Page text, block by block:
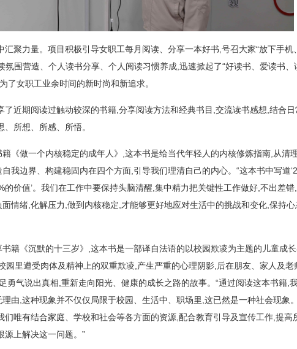
汇聚力量。项目积极引导女职工每月阅读、分享一本好书,号召大家“放下手机
氛围营造、个人读书分享、个人阅读习惯养成,迅速掀起了“好读书、爱读书、
了女职工业余时间的新时尚和新追求。
了近期阅读过触动较深的书籍,分享阅读方法和经典书目,交流读书感想,结合日
所想、所感、所悟。
《做一个内核稳定的成年人》,这本书是给当代年轻人的内核修炼指南,从清
我边界、构建稳固内在四个方面,引导我们理清自己的内心。“这本书中写道
的价值’。我们在工作中要保持头脑清醒,集中精力把关键性工作做好,不出差错
情绪,化解压力,做到内核稳定,才能够更好地应对生活中的挑战和变化,保持心
籍《沉默的十三岁》,这本书是一部译自法语的以校园欺凌为主题的儿童成
园里遭受肉体及精神上的双重欺凌,产生严重的心理阴影,后在朋友、家人及老
勇气说出真相,重新走向阳光、健康的成长之路的故事。“通过阅读这本书籍,
由,这种现象并不仅仅局限于校园、生活中、职场里,这已然是一种社会现象
们唯有结合家庭、学校和社会等各方面的资源,配合教育引导及宣传工作,提高
源上解决这一问题。”